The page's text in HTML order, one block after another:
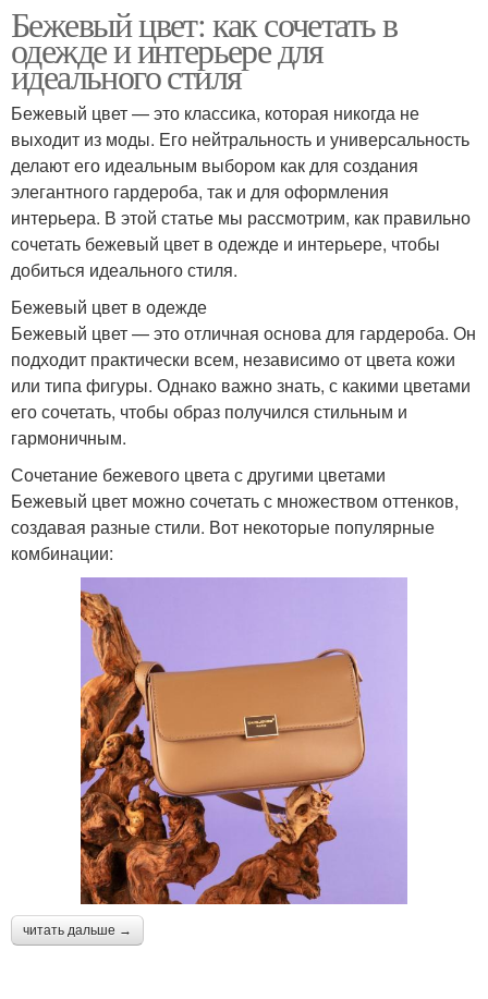
Бежевый цвет: как сочетать в
одежде и интерьере для
идеального стиля
Бежевый цвет — это классика, которая никогда не
выходит из моды. Его нейтральность и универсальность
делают его идеальным выбором как для создания
элегантного гардероба, так и для оформления
интерьера. В этой статье мы рассмотрим, как правильно
сочетать бежевый цвет в одежде и интерьере, чтобы
добиться идеального стиля.
Бежевый цвет в одежде
Бежевый цвет — это отличная основа для гардероба. Он
подходит практически всем, независимо от цвета кожи
или типа фигуры. Однако важно знать, с какими цветами
его сочетать, чтобы образ получился стильным и
гармоничным.
Сочетание бежевого цвета с другими цветами
Бежевый цвет можно сочетать с множеством оттенков,
создавая разные стили. Вот некоторые популярные
комбинации:
читать дальше →